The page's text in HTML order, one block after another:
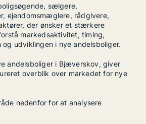
sælgere,
ejendomsmæglere, rådgivere,
der ønsker et stærkere
markedsaktivitet, timing,
og udviklingen i nye andelsboliger.
andelsboliger i Bjæverskov, giver
overblik over markedet for nye
nedenfor for at analysere